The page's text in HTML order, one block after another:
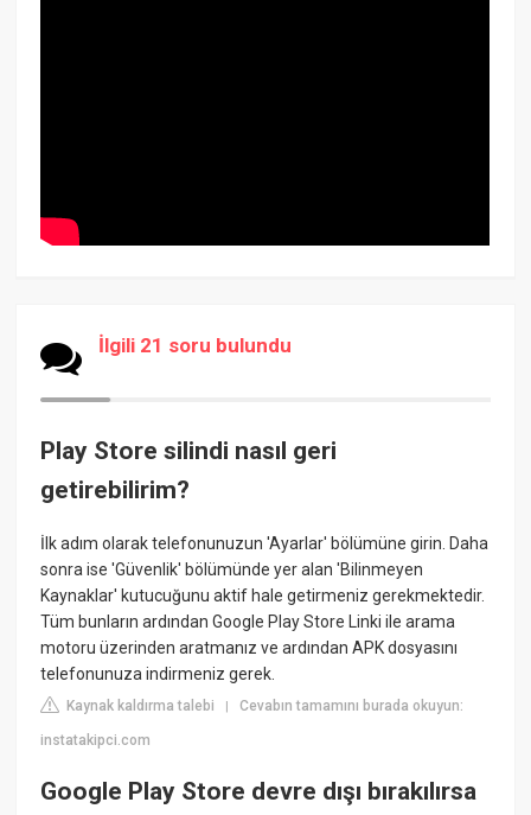
İlgili 21 soru bulundu
Play Store silindi nasıl geri
getirebilirim?
İlk adım olarak telefonunuzun 'Ayarlar' bölümüne girin. Daha
sonra ise 'Güvenlik' bölümünde yer alan 'Bilinmeyen
Kaynaklar' kutucuğunu aktif hale getirmeniz gerekmektedir.
Tüm bunların ardından Google Play Store Linki ile arama
motoru üzerinden aratmanız ve ardından APK dosyasını
telefonunuza indirmeniz gerek.
Kaynak kaldırma talebi |Cevabın tamamını burada okuyun:
instatakipci.com
Google Play Store devre dışı bırakılırsa